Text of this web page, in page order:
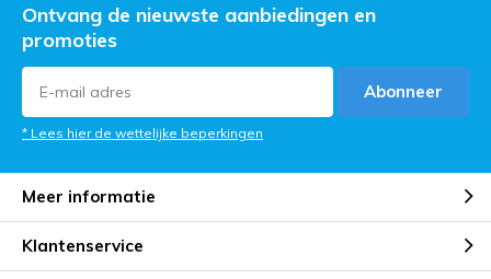
Ontvang de nieuwste aanbiedingen en
promoties
Abonneer
* Lees hier de wettelijke beperkingen
Meer informatie
Klantenservice